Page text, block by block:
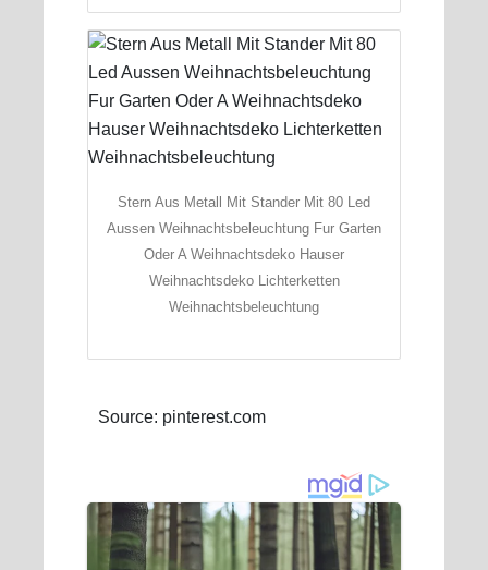
Stern Aus Metall Mit Stander Mit 80 Led
Aussen Weihnachtsbeleuchtung Fur Garten
Oder A Weihnachtsdeko Hauser
Weihnachtsdeko Lichterketten
Weihnachtsbeleuchtung
Source: pinterest.com